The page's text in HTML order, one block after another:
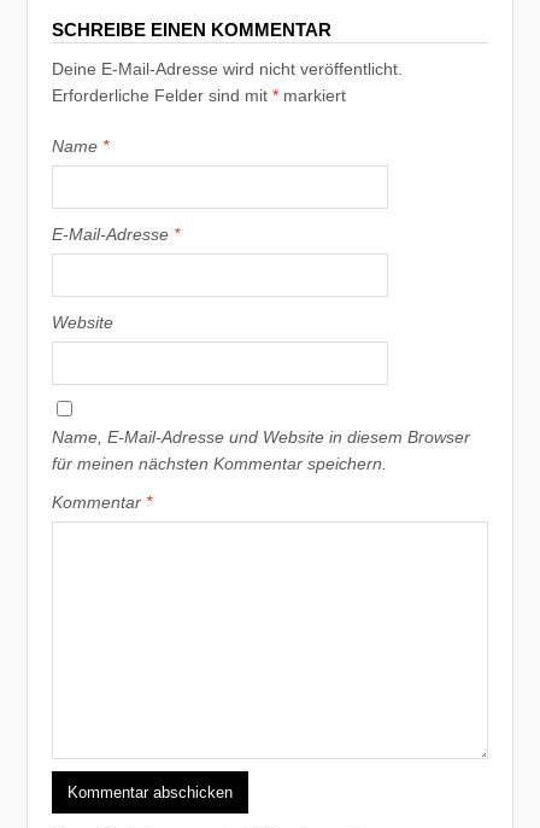
SCHREIBE EINEN KOMMENTAR
Deine E-Mail-Adresse wird nicht veröffentlicht.
Erforderliche Felder sind mit* markiert
Name *
E-Mail-Adresse *
Website
Name, E-Mail-Adresse und Website in diesem Browser
für meinen nächsten Kommentar speichern.
Kommentar *